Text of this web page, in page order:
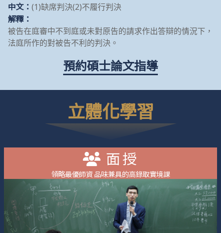
中文： (1)缺席判決(2)不履行判決
解釋：
被告在庭審中不到庭或未對原告的請求作出答辯的情況下，
法庭所作的對被告不利的判決。
預約碩士論文指導
立體化學習
面授
領略最優師資 品味兼具的高錄取實境課